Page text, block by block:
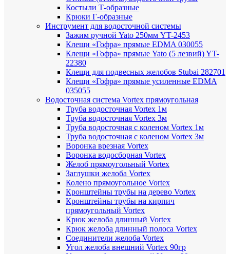
Костыли Т-образные
Крюки Г-образные
Инструмент для водосточной системы
Зажим ручной Yato 250мм YT-2453
Клещи «Гофра» прямые EDMA 030055
Клещи «Гофра» прямые Yato (5 лезвий) YT-
22380
Клещи для подвесных желобов Stubai 282701
Клещи «Гофра» прямые усиленные EDMA
035055
Водосточная система Vortex прямоугольная
Труба водосточная Vortex 1м
Труба водосточная Vortex 3м
Труба водосточная с коленом Vortex 1м
Труба водосточная с коленом Vortex 3м
Воронка врезная Vortex
Воронка водосборная Vortex
Желоб прямоугольный Vortex
Заглушки желоба Vortex
Колено прямоугольное Vortex
Кронштейны трубы на дерево Vortex
Кронштейны трубы на кирпич
прямоугольный Vortex
Крюк желоба длинный Vortex
Крюк желоба длинный полоса Vortex
Соединители желоба Vortex
Угол желоба внешний Vortex 90гр